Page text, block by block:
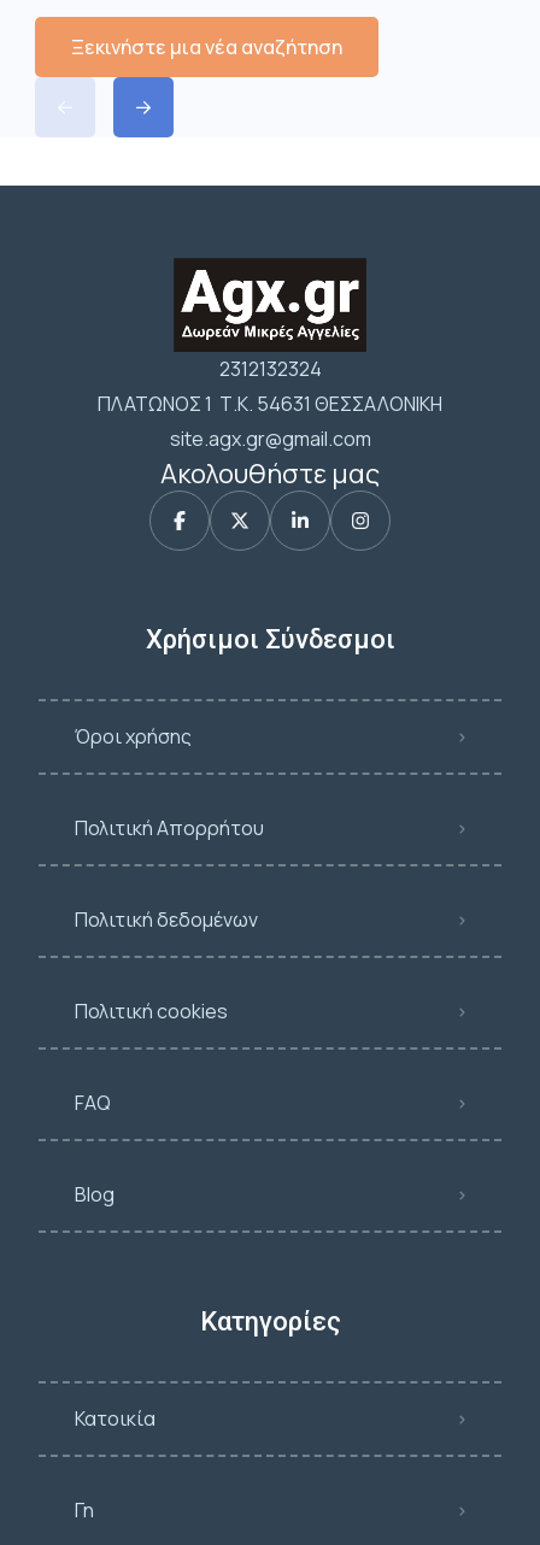
Ξεκινήστε μια νέα αναζήτηση
2312132324
ΠΛΑΤΩΝΟΣ 1 Τ.Κ. 54631 ΘΕΣΣΑΛΟΝΙΚΗ
site.agx.gr@gmail.com
Ακολουθήστε μας
Χρήσιμοι Σύνδεσμοι
Όροι χρήσης
Πολιτική Απορρήτου
Πολιτική δεδομένων
Πολιτική cookies
FAQ
Blog
Κατηγορίες
Κατοικία
Γη